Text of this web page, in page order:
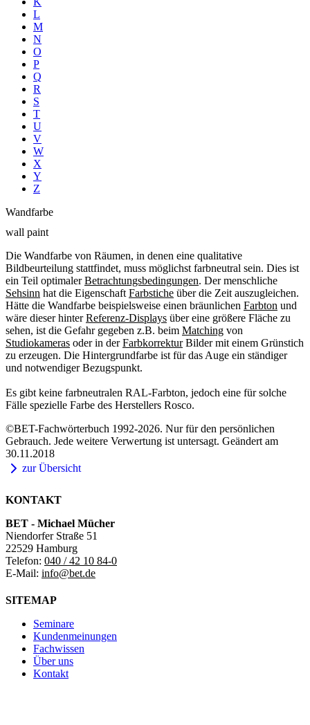
L
M
N
O
P
Q
R
S
T
U
V
W
X
Y
Z
Wandfarbe
wall paint
Die Wandfarbe von Räumen, in denen eine qualitative
Bildbeurteilung stattfindet, muss möglichst farbneutral sein. Dies ist
ein Teil optimalerBetrachtungsbedingungen. Der menschliche
Sehsinn hat die Eigenschaft Farbstiche über die Zeit auszugleichen.
Hätte die Wandfarbe beispielsweise einen bräunlichen Farbton und
wäre dieser hinterReferenz-Displays über eine größere Fläche zu
sehen, ist die Gefahr gegeben z.B. beim Matching von
Studiokameras oder in derFarbkorrekturBilder mit einem Grünstich
zu erzeugen. Die Hintergrundfarbe ist für das Auge ein ständiger
und notwendiger Bezugspunkt.
Es gibt keine farbneutralen RAL-Farbton, jedoch eine für solche
Fälle spezielle Farbe des Herstellers Rosco.
©BET-Fachwörterbuch 1992-2026. Nur für den persönlichen
Gebrauch. Jede weitere Verwertung ist untersagt. Geändert am
30.11.2018
zur Übersicht
KONTAKT
BET - Michael Mücher
Niendorfer Straße 51
22529 Hamburg
Telefon: 040 / 42 10 84-0
E-Mail: info@bet.de
SITEMAP
Seminare
Kundenmeinungen
Fachwissen
Über uns
Kontakt